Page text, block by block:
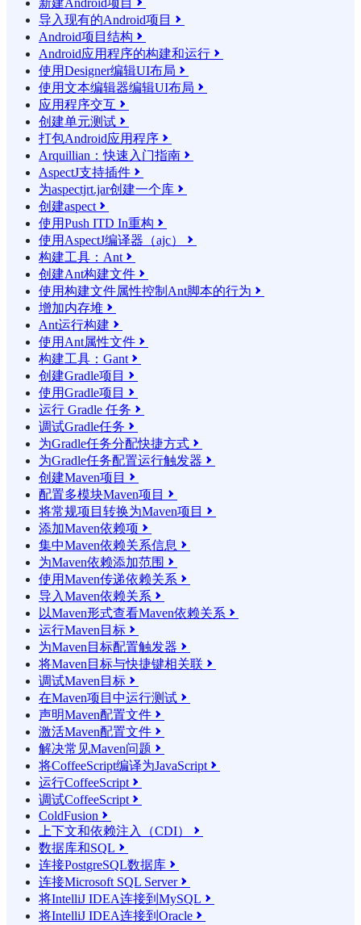
新建Android项目
导入现有的Android项目 
Android项目结构 
Android应用程序的构建和运行 
使用Designer编辑UI布局 
使用文本编辑器编辑UI布局 
应用程序交互 
创建单元测试 
打包Android应用程序 
Arquillian：快速入门指南 
AspectJ支持插件 
为aspectjrt.jar创建一个库 
创建aspect 
使用Push ITD In重构 
使用AspectJ编译器（ajc） 
构建工具：Ant 
创建Ant构建文件 
使用构建文件属性控制Ant脚本的行为 
增加内存堆 
Ant运行构建 
使用Ant属性文件 
构建工具：Gant 
创建Gradle项目 
使用Gradle项目 
运行 Gradle 任务 
调试Gradle任务 
为Gradle任务分配快捷方式 
为Gradle任务配置运行触发器 
创建Maven项目 
配置多模块Maven项目 
将常规项目转换为Maven项目 
添加Maven依赖项 
集中Maven依赖关系信息 
为Maven依赖添加范围 
使用Maven传递依赖关系 
导入Maven依赖关系 
以Maven形式查看Maven依赖关系 
运行Maven目标 
为Maven目标配置触发器 
将Maven目标与快捷键相关联 
调试Maven目标 
在Maven项目中运行测试 
声明Maven配置文件 
激活Maven配置文件 
解决常见Maven问题 
将CoffeeScript编译为JavaScript 
运行CoffeeScript 
调试CoffeeScript 
ColdFusion 
上下文和依赖注入（CDI） 
数据库和SQL 
连接PostgreSQL数据库 
连接Microsoft SQL Server
将IntelliJ IDEA连接到MySQL 
将IntelliJ IDEA连接到Oracle 